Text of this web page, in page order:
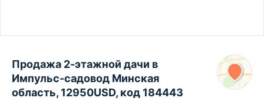
Продажа 2-этажной дачи в
Импульс-садовод Минская
область, 12950USD, код 184443